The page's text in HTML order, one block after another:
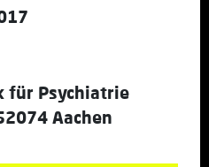
für Psychiatrie
Aachen